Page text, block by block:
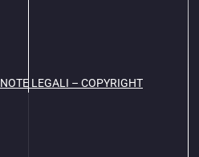
NOTE LEGALI – COPYRIGHT